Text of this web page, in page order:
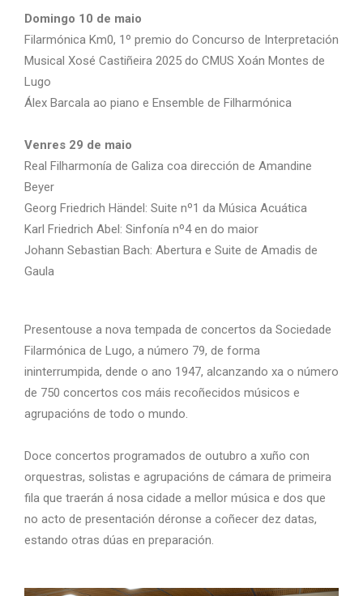
Domingo 10 de maio
Filarmónica Km0, 1º premio do Concurso de Interpretación
Musical Xosé Castiñeira 2025 do CMUS Xoán Montes de
Lugo
Álex Barcala ao piano e Ensemble de Filharmónica
Venres 29 de maio
Real Filharmonía de Galiza coa dirección de Amandine
Beyer
Georg Friedrich Händel: Suite nº1 da Música Acuática
Karl Friedrich Abel: Sinfonía nº4 en do maior
Johann Sebastian Bach: Abertura e Suite de Amadis de
Gaula
Presentouse a nova tempada de concertos da Sociedade
Filarmónica de Lugo, a número 79, de forma
ininterrumpida, dende o ano 1947, alcanzando xa o número
de 750 concertos cos máis recoñecidos músicos e
agrupacións de todo o mundo.
Doce concertos programados de outubro a xuño con
orquestras, solistas e agrupacións de cámara de primeira
fila que traerán á nosa cidade a mellor música e dos que
no acto de presentación déronse a coñecer dez datas,
estando otras dúas en preparación.